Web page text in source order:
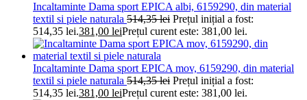
Incaltaminte Dama sport EPICA albi, 6159290, din material
textil si piele naturala 514,35lei Prețul inițial a fost:
514,35 lei.381,00 leiPrețul curent este: 381,00 lei.
Incaltaminte Dama sport EPICA mov, 6159290, din material
textil si piele naturala 514,35lei Prețul inițial a fost:
514,35 lei.381,00 leiPrețul curent este: 381,00 lei.